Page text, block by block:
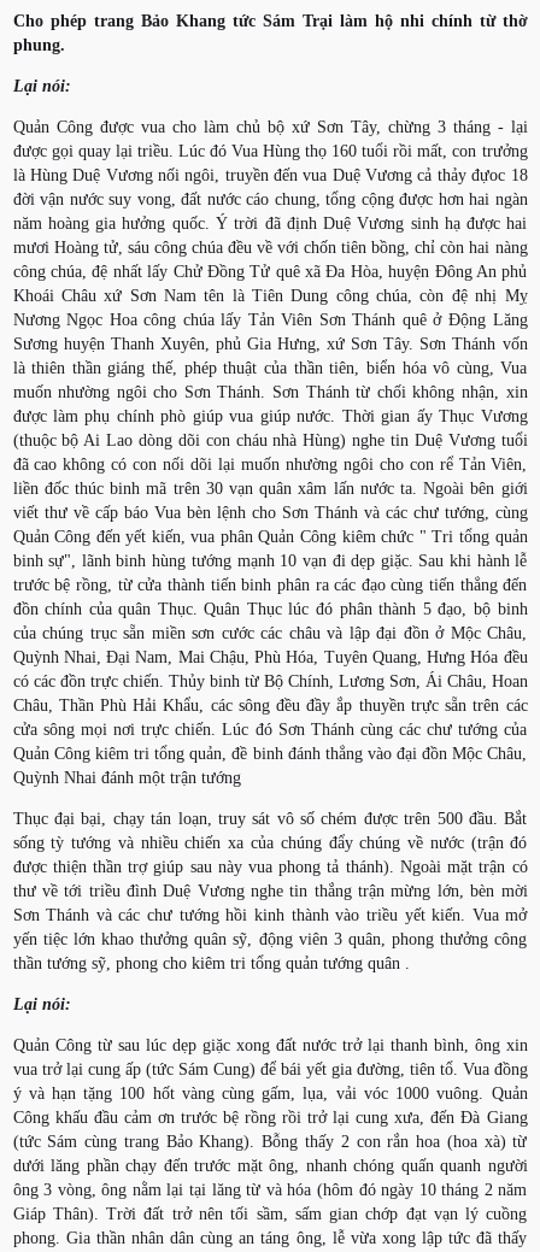
Cho phép trang Bảo Khang tức Sám Trại làm hộ nhi chính từ thờ
phung.
Lại nói:
Quản Công được vua cho làm chủ bộ xứ Sơn Tây, chừng 3 tháng - lại
được gọi quay lại triều. Lúc đó Vua Hùng thọ 160 tuổi rồi mất, con trưởng
là Hùng Duệ Vương nối ngôi, truyền đến vua Duệ Vương cả thảy đựoc 18
đời vận nước suy vong, đất nước cáo chung, tổng cộng được hơn hai ngàn
năm hoàng gia hưởng quốc. Ý trời đã định Duệ Vương sinh hạ được hai
mươi Hoàng tử, sáu công chúa đều về với chốn tiên bồng, chỉ còn hai nàng
công chúa, đệ nhất lấy Chử Đồng Tử quê xã Đa Hòa, huyện Đông An phủ
Khoái Châu xứ Sơn Nam tên là Tiên Dung công chúa, còn đệ nhị Mỵ
Nương Ngọc Hoa công chúa lấy Tản Viên Sơn Thánh quê ở Động Lăng
Sương huyện Thanh Xuyên, phủ Gia Hưng, xứ Sơn Tây. Sơn Thánh vốn
là thiên thần giáng thế, phép thuật của thần tiên, biển hóa vô cùng, Vua
muốn nhường ngôi cho Sơn Thánh. Sơn Thánh từ chối không nhận, xin
được làm phụ chính phò giúp vua giúp nước. Thời gian ấy Thục Vương
(thuộc bộ Ai Lao dòng dõi con cháu nhà Hùng) nghe tin Duệ Vương tuổi
đã cao không có con nối dõi lại muốn nhường ngôi cho con rể Tản Viên,
liền đốc thúc binh mã trên 30 vạn quân xâm lấn nước ta. Ngoài bên giới
viết thư về cấp báo Vua bèn lệnh cho Sơn Thánh và các chư tướng, cùng
Quản Công đến yết kiến, vua phân Quản Công kiêm chức " Tri tổng quản
binh sự", lãnh binh hùng tướng mạnh 10 vạn đi dẹp giặc. Sau khi hành lễ
trước bệ rồng, từ cửa thành tiến binh phân ra các đạo cùng tiến thẳng đến
đồn chính của quân Thục. Quân Thục lúc đó phân thành 5 đạo, bộ binh
của chúng trục sẵn miền sơn cước các châu và lập đại đồn ở Mộc Châu,
Quỳnh Nhai, Đại Nam, Mai Chậu, Phù Hóa, Tuyên Quang, Hưng Hóa đều
có các đồn trực chiến. Thủy binh từ Bộ Chính, Lương Sơn, Ái Châu, Hoan
Châu, Thần Phù Hải Khẩu, các sông đều đầy ắp thuyền trực sẵn trên các
cửa sông mọi nơi trực chiến. Lúc đó Sơn Thánh cùng các chư tướng của
Quản Công kiêm tri tổng quản, đề binh đánh thẳng vào đại đồn Mộc Châu,
Quỳnh Nhai đánh một trận tướng
Thục đại bại, chạy tán loạn, truy sát vô số chém được trên 500 đầu. Bắt
sống tỳ tướng và nhiều chiến xa của chúng đẩy chúng về nước (trận đó
được thiện thần trợ giúp sau này vua phong tả thánh). Ngoài mặt trận có
thư về tới triều đình Duệ Vương nghe tin thắng trận mừng lớn, bèn mời
Sơn Thánh và các chư tướng hồi kinh thành vào triều yết kiến. Vua mở
yến tiệc lớn khao thưởng quân sỹ, động viên 3 quân, phong thưởng công
thần tướng sỹ, phong cho kiêm tri tổng quản tướng quân .
Lại nói:
Quản Công từ sau lúc dẹp giặc xong đất nước trở lại thanh bình, ông xin
vua trở lại cung ấp (tức Sám Cung) để bái yết gia đường, tiên tổ. Vua đồng
ý và hạn tặng 100 hốt vàng cùng gấm, lụa, vải vóc 1000 vuông. Quản
Công khấu đầu cảm ơn trước bệ rồng rồi trở lại cung xưa, đến Đà Giang
(tức Sám cùng trang Bảo Khang). Bỗng thấy 2 con rắn hoa (hoa xà) từ
dưới lăng phần chạy đến trước mặt ông, nhanh chóng quấn quanh người
ông 3 vòng, ông nằm lại tại lăng từ và hóa (hôm đó ngày 10 tháng 2 năm
Giáp Thân). Trời đất trở nên tối sầm, sấm gian chớp đạt vạn lý cuồng
phong. Gia thần nhân dân cùng an táng ông, lễ vừa xong lập tức đã thấy